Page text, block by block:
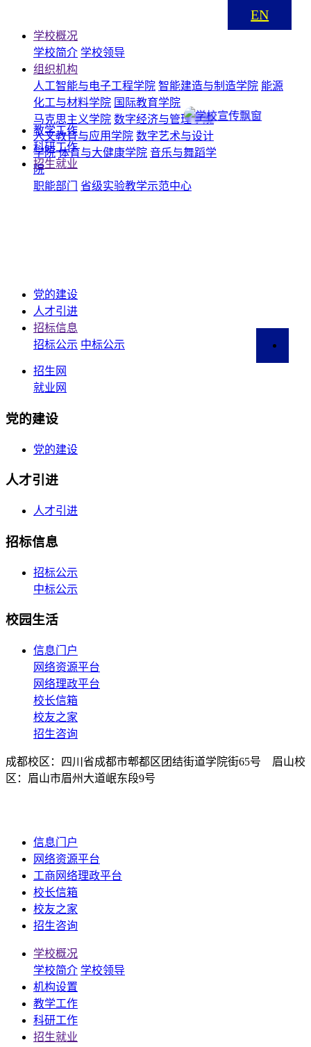
学校概况
学校简介 学校领导
组织机构
人工智能与电子工程学院 智能建造与制造学院 能源
化工与材料学院 国际教育学院
马克思主义学院 数字经济与管理学院
人文教育与应用学院 数字艺术与设计
学院 体育与大健康学院 音乐与舞蹈学
院
职能部门
省级实验教学示范中心
教学工作
科研工作
招生就业
党的建设
人才引进
招标信息
招标公示 中标公示
EN
学校概况
学校简介
学校领导
机构设置
教学单位、职能部门、省级实验教学示范中心
科研工作
招生就业
招生网
就业网
党的建设
党的建设
人才引进
人才引进
招标信息
招标公示
中标公示
校园生活
信息门户
网络资源平台
网络理政平台
校长信箱
校友之家
招生咨询
成都校区：四川省成都市郫都区团结街道学院街65号 眉山校
区：眉山市眉州大道岷东段9号
信息门户
网络资源平台
工商网络理政平台
校长信箱
校友之家
招生咨询
学校概况
学校简介 学校领导
机构设置
教学工作
科研工作
招生就业